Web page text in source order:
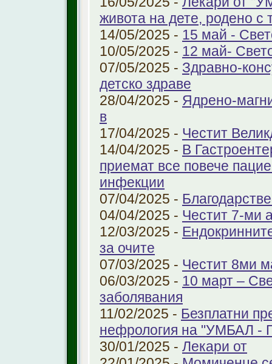
живота на дете, родено с
14/05/2025 - 15 май -
10/05/2025 - 12 май-
07/05/2025 - Здравно-
детско здраве
28/04/2025 - Ядрено-
в
17/04/2025 - Честит
14/04/2025 - В
приемат все повече
инфекции
07/04/2025 -
04/04/2025 - Честит 7-ми
12/03/2025 -
за очите
07/03/2025 - Честит 8ми
06/03/2025 - 10 март –
заболявания
11/02/2025 - Безплатни
нефрология на "УМБАЛ -
30/01/2025 - Лекари от